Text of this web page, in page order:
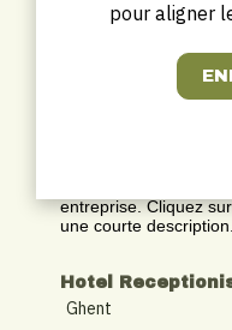
Les offres
entreprise. Cliquez
une courte description.
Hotel
Ghent
pour aligner